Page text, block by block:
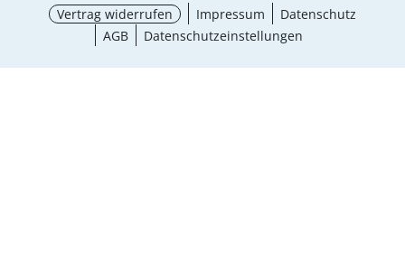
Vertrag widerrufen Impressum
Datenschutz
AGB
Datenschutzeinstellungen